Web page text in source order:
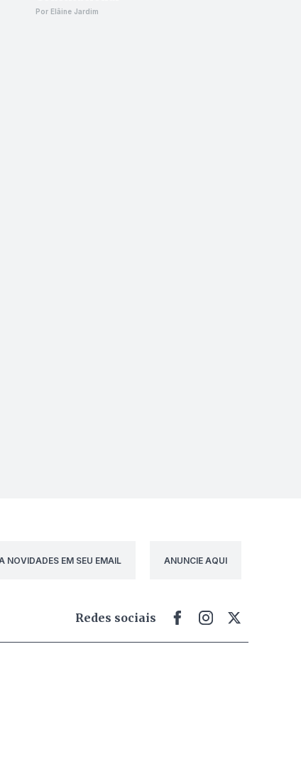
Por Elâine Jardim
NOVIDADES EM SEU EMAIL ANUNCIE AQUI
Redes sociais